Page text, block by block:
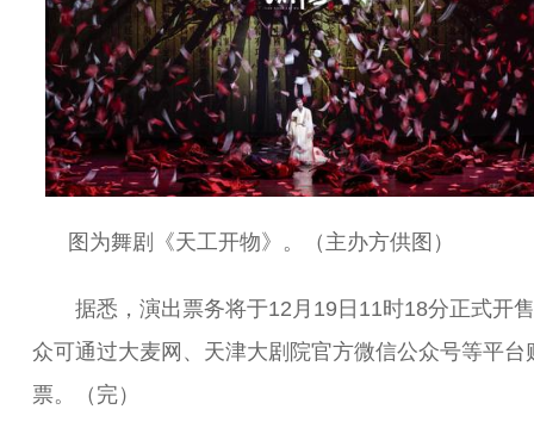
图为舞剧《天工开物》。（主办方供图）
据悉，演出票务将于12月19日11时18分正式开
众可通过大麦网、天津大剧院官方微信公众号等平台
票。（完）